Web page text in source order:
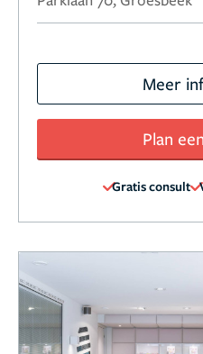
Meer
Plan
Gratis consult